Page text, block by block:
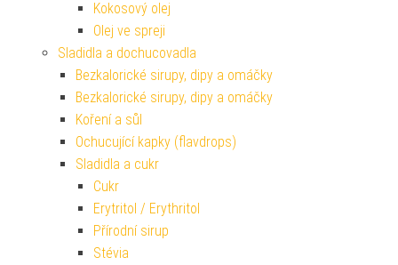
Kokosový olej
Olej ve spreji
Sladidla a dochucovadla
Bezkalorické sirupy, dipy a omáčky
Bezkalorické sirupy, dipy a omáčky
Koření a sůl
Ochucující kapky (flavdrops)
Sladidla a cukr
Cukr
Erytritol / Erythritol
Přírodní sirup
Stévia